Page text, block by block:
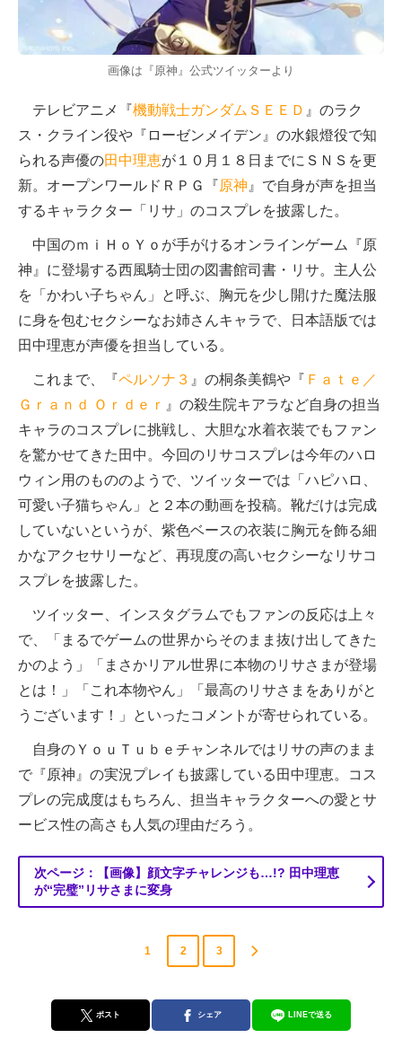
画像は『原神』公式ツイッターより
テレビアニメ『機動戦士ガンダムＳＥＥＤ 』のラク
ス・クライン役や『ローゼンメイデン』の水銀燈役で知
られる声優の田中理恵が１０月１８日までにＳＮＳを更
新。オープンワールドＲＰＧ『原神 』で自身が声を担当
するキャラクター「リサ」のコスプレを披露した。
中国のｍｉＨｏＹｏが手がけるオンラインゲーム『原
神』に登場する西風騎士団の図書館司書・リサ。主人公
を「かわい子ちゃん」と呼ぶ、胸元を少し開けた魔法服
に身を包むセクシーなお姉さんキャラで、日本語版では
田中理恵が声優を担当している。
これまで、『ペルソナ３ 』の桐条美鶴や『 Ｆａｔｅ／
Ｇｒａｎｄ Ｏｒｄｅｒ 』の殺生院キアラなど自身の担当
キャラのコスプレに挑戦し、大胆な水着衣装でもファン
を驚かせてきた田中。今回のリサコスプレは今年のハロ
ウィン用のもののようで、ツイッターでは「ハピハロ、
可愛い子猫ちゃん」と２本の動画を投稿。靴だけは完成
していないというが、紫色ベースの衣装に胸元を飾る細
かなアクセサリーなど、再現度の高いセクシーなリサコ
スプレを披露した。
ツイッター、インスタグラムでもファンの反応は上々
で、「まるでゲームの世界からそのまま抜け出してきた
かのよう」「まさかリアル世界に本物のリサさまが登場
とは！」「これ本物やん」「最高のリサさまをありがと
うございます！」といったコメントが寄せられている。
自身のＹｏｕＴｕｂｅチャンネルではリサの声のまま
で『原神』の実況プレイも披露している田中理恵。コス
プレの完成度はもちろん、担当キャラクターへの愛とサ
ービス性の高さも人気の理由だろう。
次ページ：【画像】顔文字チャレンジも…!? 田中理恵
が“完璧”リサさまに変身
1 2 3
ポスト シェア LINEで送る